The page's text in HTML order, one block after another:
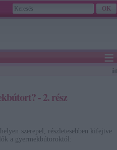
≡
» Hogyan válasszunk
- 2. rész
szerepel, részletesebben kifejtve
a gyermekbútoroktól: